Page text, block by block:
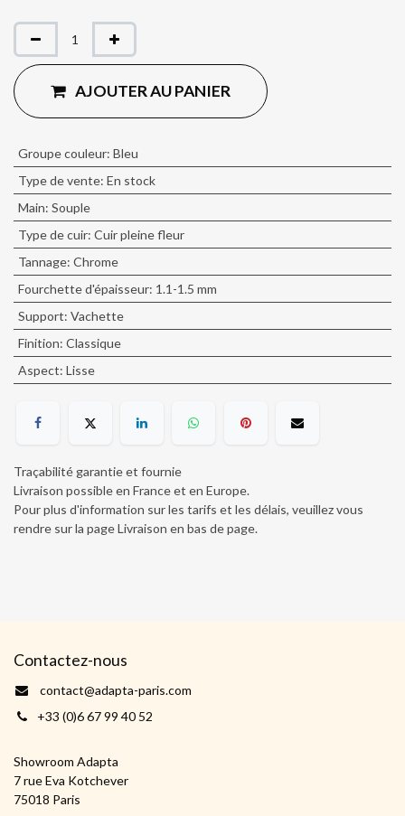
AJOUTER AU PANIER
Groupe couleur: Bleu
Type de vente: En stock
Main: Souple
Type de cuir: Cuir pleine fleur
Tannage: Chrome
Fourchette d'épaisseur: 1.1-1.5 mm
Support: Vachette
Finition: Classique
Aspect: Lisse
Traçabilité garantie et fournie
Livraison possible en France et en Europe.
Pour plus d'information sur les tarifs et les délais, veuillez vous
rendre sur la page Livraison en bas de page.
Contactez-nous
contact@adapta-paris.com
+33 (0)6 67 99 40 52
Showroom Adapta
7 rue Eva Kotchever
75018 Paris